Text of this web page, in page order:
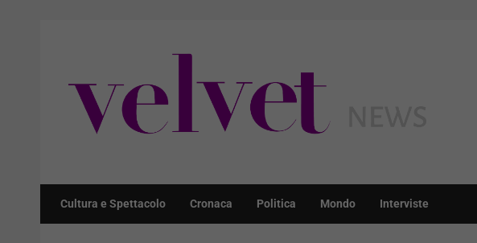
Cultura e Spettacolo Cronaca Politica Mondo Interviste